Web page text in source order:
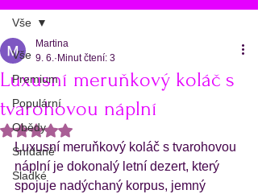
Vše
Premium
Populární
Obědy
Snídaně
Sladké
Vše
Luxusní meruňkový koláč s
tvarohovou náplní
Martina
9. 6. Minut čtení: 3
Hodnoceno NaN z 5 hvězdiček.
Luxusní meruňkový koláč s tvarohovou
náplní je dokonalý letní dezert, který
spojuje nadýchaný korpus, jemný